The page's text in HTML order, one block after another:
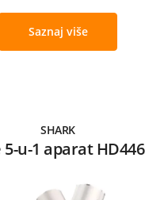
Saznaj više
SHARK
u-1 aparat